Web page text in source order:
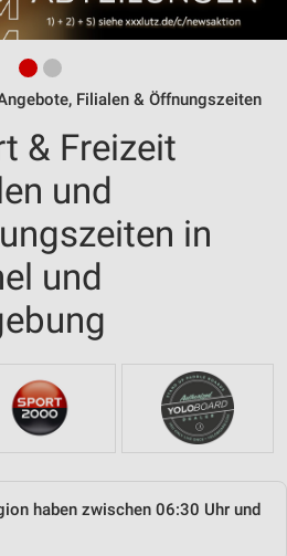
Filialen & Öffnungszeiten
& Freizeit
und
in
und
haben zwischen 06:30 Uhr und